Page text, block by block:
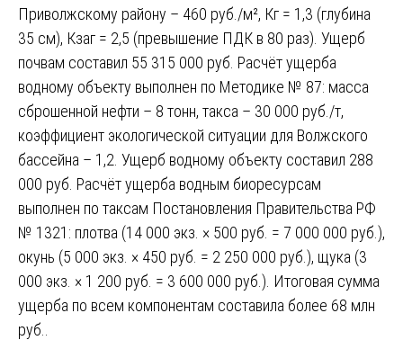
Приволжскому району – 460 руб./м², Кг = 1,3 (глубина
35 см), Кзаг = 2,5 (превышение ПДК в 80 раз). Ущерб
почвам составил 55 315 000 руб. Расчёт ущерба
водному объекту выполнен по Методике № 87: масса
сброшенной нефти – 8 тонн, такса – 30 000 руб./т,
коэффициент экологической ситуации для Волжского
бассейна – 1,2. Ущерб водному объекту составил 288
000 руб. Расчёт ущерба водным биоресурсам
выполнен по таксам Постановления Правительства РФ
№ 1321: плотва (14 000 экз. × 500 руб. = 7 000 000 руб.),
окунь (5 000 экз. × 450 руб. = 2 250 000 руб.), щука (3
000 экз. × 1 200 руб. = 3 600 000 руб.). Итоговая сумма
ущерба по всем компонентам составила более 68 млн
руб..